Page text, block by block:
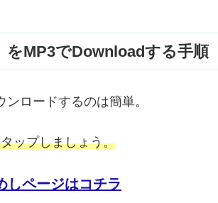
MP3でDownloadする手順
ロードするのは簡単。
ップしましょう。
ページはコチラ